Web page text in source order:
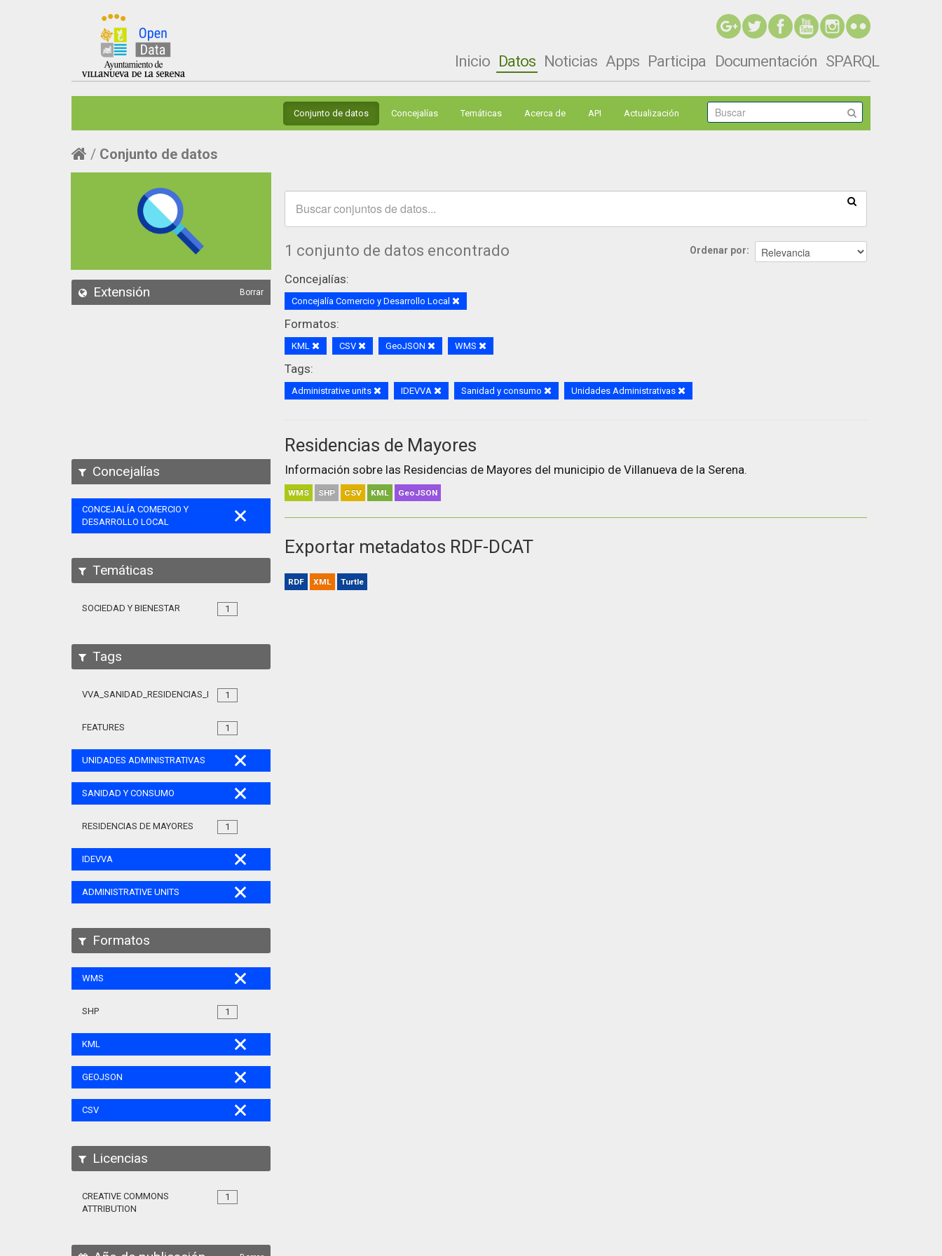
Inicio Datos Noticias Apps Participa Documentación SPARQL
Conjunto de datos Concejalías Temáticas Acerca de API Actualización
Conjunto de datos
Extensión Borrar
Concejalías
CONCEJALÍA COMERCIO Y
DESARROLLO LOCAL
Temáticas
1
SOCIEDAD Y BIENESTAR
Tags
1
VVA_SANIDAD_RESIDENCIAS_MAYORES_105
1
FEATURES
UNIDADES ADMINISTRATIVAS
SANIDAD Y CONSUMO
1
RESIDENCIAS DE MAYORES
IDEVVA
ADMINISTRATIVE UNITS
Formatos
WMS
1
SHP
KML
GEOJSON
CSV
Licencias
1
CREATIVE COMMONS
ATTRIBUTION
Ordenar por
1 conjunto de datos encontrado
Concejalías:
Concejalía Comercio y Desarrollo Local
Formatos:
KML CSV GeoJSON WMS
Tags:
Administrative units IDEVVA Sanidad y consumo Unidades Administrativas
Residencias de Mayores
Información sobre las Residencias de Mayores del municipio de Villanueva de la Serena.
WMS SHP CSV KML GeoJSON
Exportar metadatos RDF-DCAT
RDF XML Turtle